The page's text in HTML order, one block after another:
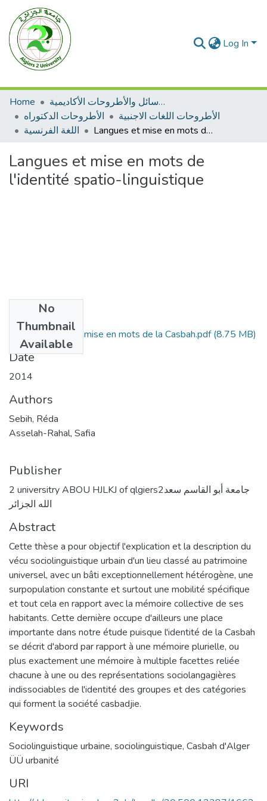
Log In
Home
الرسائل والأطروحات الأكاديمية
الأطروحات الدكتوراه
الأطروحات اللغات الاجنبية
اللغة الفرنسية
Langues et mise en mots de l'identité spatio-linguistique
Langues et mise en mots de
l'identité spatio-linguistique
No
Thumbnail
Available
thèse Langues et mise en mots de la Casbah.pdf(8.75 MB)
Date
2014
Authors
Sebih, Réda
Asselah-Rahal, Safia
Publisher
2 universitry ABOU HJLKJ of qlgiers2جامعة أبو القاسم سعد
الله الجزائر
Abstract
Cette thèse a pour objectif l'explication et la description du
vécu sociolinguistique urbain d'un lieu classé au patrimoine
universel, avec un bâti exceptionnellement hétérogène, une
surpopulation constante et surtout une mobilité spécifique
et tout cela en rapport avec la mémoire collective de ses
habitants. Cette dernière occupe d'ailleurs une place
importante dans notre étude puisque l'identité de la Casbah
se décrit d'abord par rapport à une mémoire plurielle, ou
plus exactement une mémoire à multiple facettes reliée
chacune à une ou des représentations sociolangagières
indissociables de l'identité des groupes et des catégories
qui forment la société casbadjie.
Keywords
Sociolinguistique urbaine, sociolinguistique, Casbah d'Alger
ÜÜ urbanité
URI